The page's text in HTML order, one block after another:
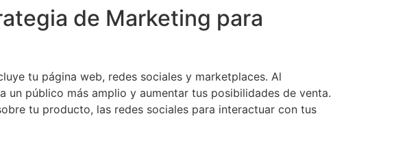
de Marketing para
tu página web, redes sociales y marketplaces. Al
público más amplio y aumentar tus posibilidades de venta.
tu producto, las redes sociales para interactuar con tus